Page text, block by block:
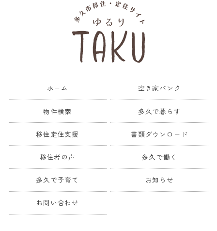
ホーム 空き家バンク
物件検索 多久で暮らす
移住定住支援 書類ダウンロード
移住者の声 多久で働く
多久で子育て お知らせ
お問い合わせ